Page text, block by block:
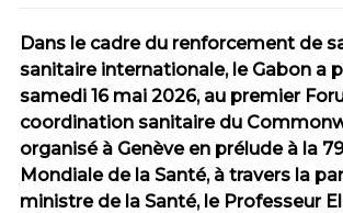
Dans le cadre du renforcement de
sanitaire internationale, le Gabon a
samedi 16 mai 2026, au premier
coordination sanitaire du
organisé à Genève en prélude à la
Mondiale de la Santé, à travers la
ministre de la Santé, le Professeur